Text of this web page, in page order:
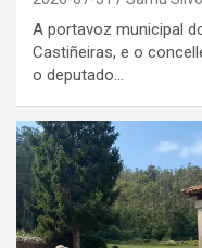
A portavoz municipal
Castiñeiras, e o
o deputado…